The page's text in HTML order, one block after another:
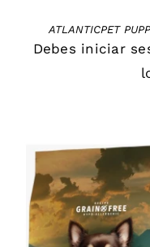
ATLANTICPET
Debes iniciar